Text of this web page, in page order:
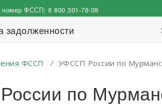
номер ФССП: 8 800 301-78-09
задолженности
ФССП / УФССП России по
по